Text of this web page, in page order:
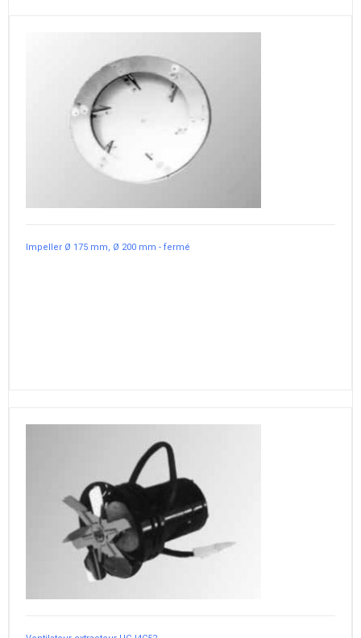
Impeller Ø 175 mm, Ø 200 mm - fermé